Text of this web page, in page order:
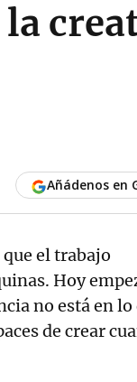
la
Añádenos en
el trabajo
Hoy
no está en lo
de crear